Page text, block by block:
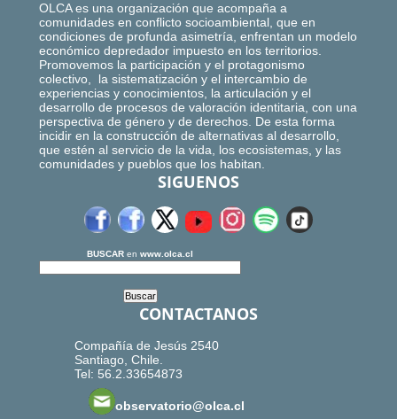
OLCA es una organización que acompaña a
comunidades en conflicto socioambiental, que en
condiciones de profunda asimetría, enfrentan un modelo
económico depredador impuesto en los territorios.
Promovemos la participación y el protagonismo
colectivo, la sistematización y el intercambio de
experiencias y conocimientos, la articulación y el
desarrollo de procesos de valoración identitaria, con una
perspectiva de género y de derechos. De esta forma
incidir en la construcción de alternativas al desarrollo,
que estén al servicio de la vida, los ecosistemas, y las
comunidades y pueblos que los habitan.
SIGUENOS
BUSCAR en www.olca.cl
CONTACTANOS
Compañía de Jesús 2540
Santiago, Chile.
Tel: 56.2.33654873
observatorio@olca.cl